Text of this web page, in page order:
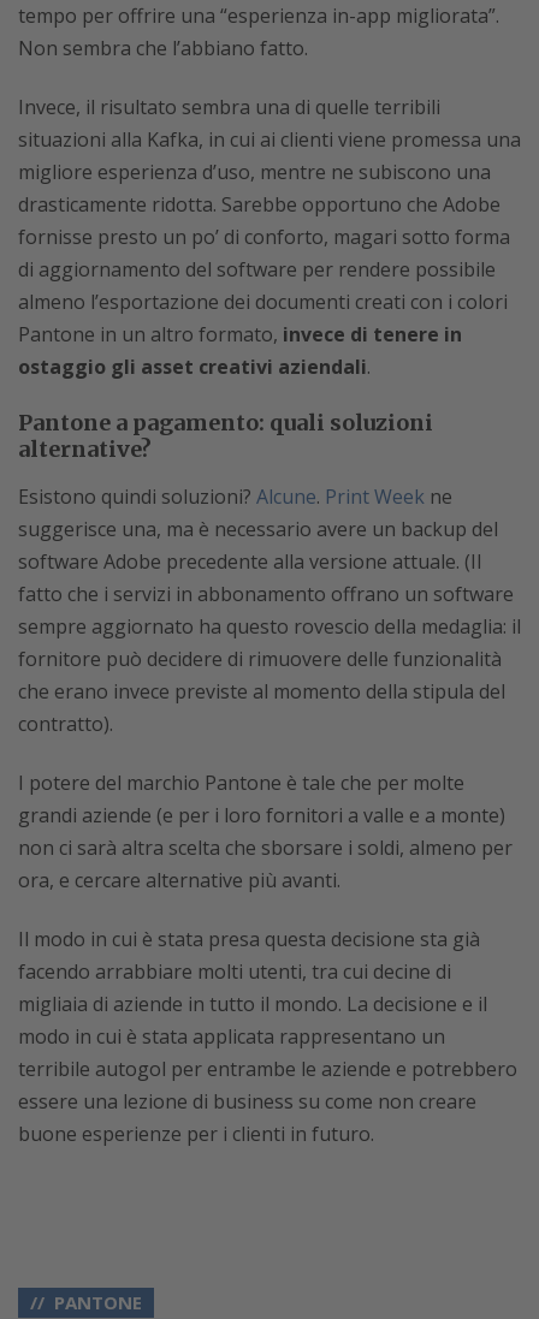
tempo per offrire una “esperienza in-app migliorata”.
Non sembra che l’abbiano fatto.
Invece, il risultato sembra una di quelle terribili
situazioni alla Kafka, in cui ai clienti viene promessa una
migliore esperienza d’uso, mentre ne subiscono una
drasticamente ridotta. Sarebbe opportuno che Adobe
fornisse presto un po’ di conforto, magari sotto forma
di aggiornamento del software per rendere possibile
almeno l’esportazione dei documenti creati con i colori
Pantone in un altro formato, invece di tenere in
ostaggio gli asset creativi aziendali.
Pantone a pagamento: quali soluzioni
alternative?
Esistono quindi soluzioni? Alcune. Print Week ne
suggerisce una, ma è necessario avere un backup del
software Adobe precedente alla versione attuale. (Il
fatto che i servizi in abbonamento offrano un software
sempre aggiornato ha questo rovescio della medaglia: il
fornitore può decidere di rimuovere delle funzionalità
che erano invece previste al momento della stipula del
contratto).
I potere del marchio Pantone è tale che per molte
grandi aziende (e per i loro fornitori a valle e a monte)
non ci sarà altra scelta che sborsare i soldi, almeno per
ora, e cercare alternative più avanti.
Il modo in cui è stata presa questa decisione sta già
facendo arrabbiare molti utenti, tra cui decine di
migliaia di aziende in tutto il mondo. La decisione e il
modo in cui è stata applicata rappresentano un
terribile autogol per entrambe le aziende e potrebbero
essere una lezione di business su come non creare
buone esperienze per i clienti in futuro.
PANTONE